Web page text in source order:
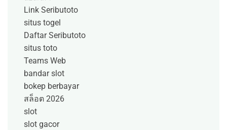
Link Seributoto
situs togel
Daftar Seributoto
situs toto
Teams Web
bandar slot
bokep berbayar
สล็อต 2026
slot
slot gacor